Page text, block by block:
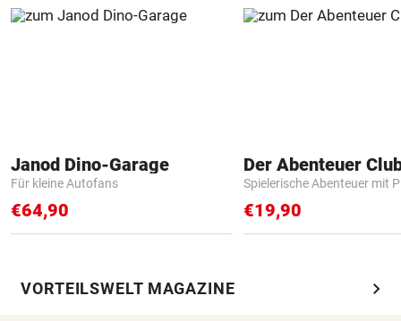
Janod Dino-Garage
Für kleine Autofans
€64,90
Der Abenteuer
Spielerische Abenteuer mit
€19,90
VORTEILSWELT MAGAZINE chevron_right